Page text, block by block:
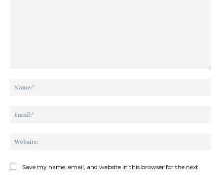
Save my name, email, and website in this browser for the next